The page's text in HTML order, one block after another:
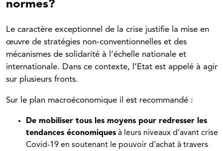
normes?
Le caractère exceptionnel de la crise justifie la mise en
œuvre de stratégies non-conventionnelles et des
mécanismes de solidarité à l’échelle nationale et
internationale. Dans ce contexte, l’Etat est appelé à agir
sur plusieurs fronts.
Sur le plan macroéconomique il est recommandé :
De mobiliser tous les moyens pour redresser les
tendances économiques à leurs niveaux d’avant crise
Covid-19 en soutenant le pouvoir d’achat à travers